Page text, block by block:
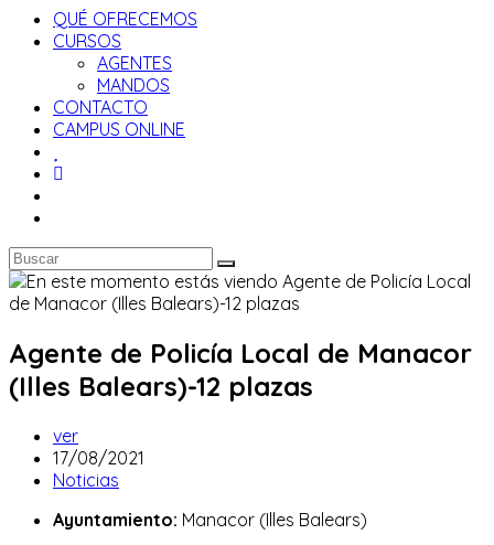
QUÉ OFRECEMOS
CURSOS
AGENTES
MANDOS
CONTACTO
CAMPUS ONLINE
Agente de Policía Local de Manacor
(Illes Balears)-12 plazas
Autor
de
la
ver
Publicación
de
entrada:
17/08/2021
Categoría
la
Noticias
Ayuntamiento: Manacor (Illes Balears)